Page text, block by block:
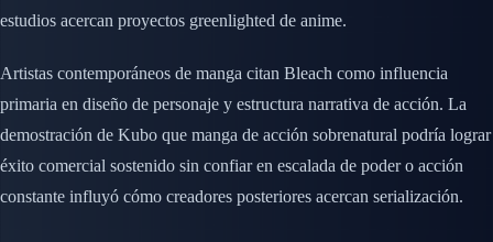
estudios acercan proyectos greenlighted de anime.
Artistas contemporáneos de manga citan Bleach como influencia
primaria en diseño de personaje y estructura narrativa de acción. La
demostración de Kubo que manga de acción sobrenatural podría lograr
éxito comercial sostenido sin confiar en escalada de poder o acción
constante influyó cómo creadores posteriores acercan serialización.